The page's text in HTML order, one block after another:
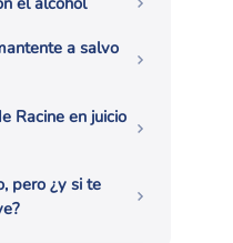
a salvo
Racine en juicio
pero ¿y si te